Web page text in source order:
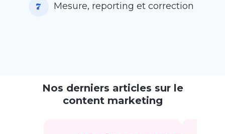
Mesure, reporting et correction
Nos derniers articles sur le
content marketing